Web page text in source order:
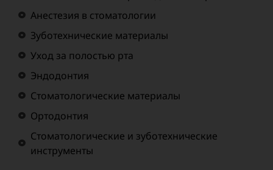
Анестезия в стоматологии
Зуботехнические материалы
Уход за полостью рта
Эндодонтия
Стоматологические материалы
Ортодонтия
Стоматологические и зуботехнические
инструменты